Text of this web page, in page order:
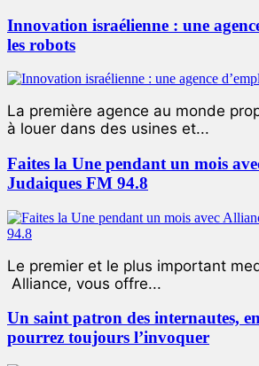
Innovation israélienne : une
les robots
La première agence au monde
à louer dans des usines et...
Faites la Une pendant un mois
Judaiques FM 94.8
Le premier et le plus important
Alliance, vous offre...
Un saint patron des internautes,
pourrez toujours l’invoquer